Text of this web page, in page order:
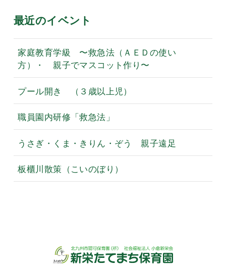
最近のイベント
家庭教育学級 〜救急法（ＡＥＤの使い
方）・ 親子でマスコット作り〜
プール開き （３歳以上児）
職員園内研修「救急法」
うさぎ・くま・きりん・ぞう 親子遠足
板櫃川散策（こいのぼり）